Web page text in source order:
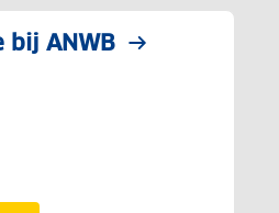
bij ANWB